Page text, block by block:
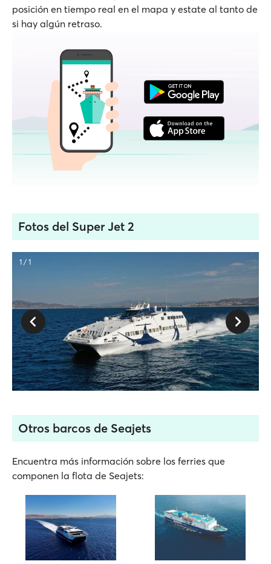
posición en tiempo real en el mapa y estate al tanto de
si hay algún retraso.
Fotos del Super Jet 2
1 / 1
Otros barcos de Seajets
Encuentra más información sobre los ferries que
componen la flota de Seajets: